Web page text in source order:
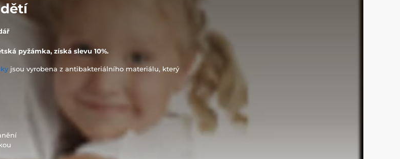
pyžámka, získá slevu 10%.
jsou vyrobena z antibakteriálního materiálu, který